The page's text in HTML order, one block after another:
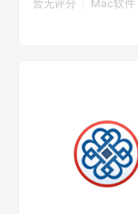
暂无评分 Mac软件